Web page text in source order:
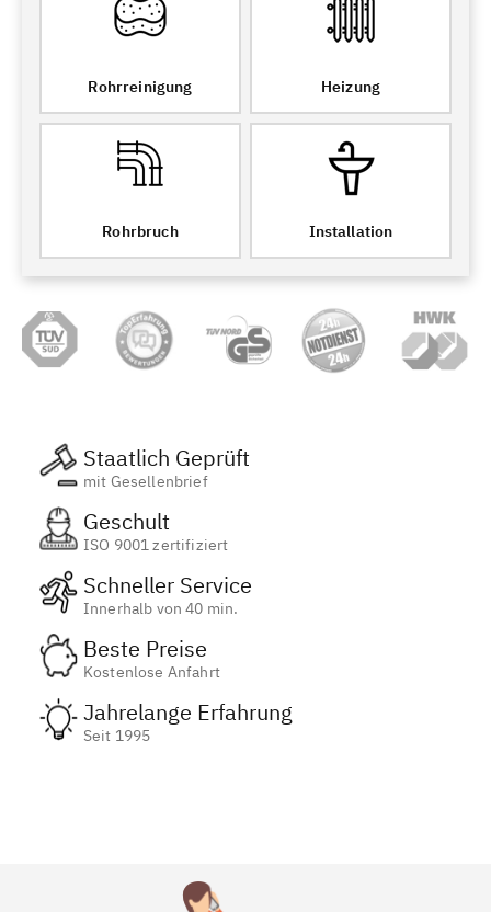
Rohrreinigung Heizung
Rohrbruch Installation
Staatlich Geprüft
mit Gesellenbrief
Geschult
ISO 9001 zertifiziert
Schneller Service
Innerhalb von 40 min.
Beste Preise
Kostenlose Anfahrt
Jahrelange Erfahrung
Seit 1995